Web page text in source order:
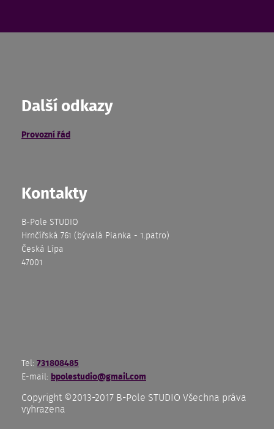
Další odkazy
Provozní řád
Kontakty
B-Pole STUDIO
Hrnčířská 761 (bývalá Pianka - 1.patro)
Česká Lípa
47001
Tel: 731808485
E-mail: bpolestudio@gmail.com
Copyright ©2013-2017 B-Pole STUDIO Všechna práva
vyhrazena